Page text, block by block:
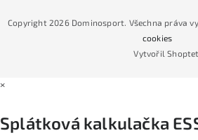
Podmínky nákupu na splátky ESSOX
Vytvořil Shoptet
Copyright 2026 Dominosport. Všechna práva
cookies
×
Splátková kalkulačka